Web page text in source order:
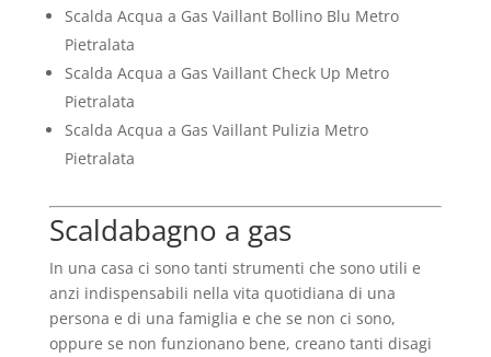
Scalda Acqua a Gas Vaillant Bollino Blu Metro
Pietralata
Scalda Acqua a Gas Vaillant Check Up Metro
Pietralata
Scalda Acqua a Gas Vaillant Pulizia Metro
Pietralata
Scaldabagno a gas
In una casa ci sono tanti strumenti che sono utili e
anzi indispensabili nella vita quotidiana di una
persona e di una famiglia e che se non ci sono,
oppure se non funzionano bene, creano tanti disagi